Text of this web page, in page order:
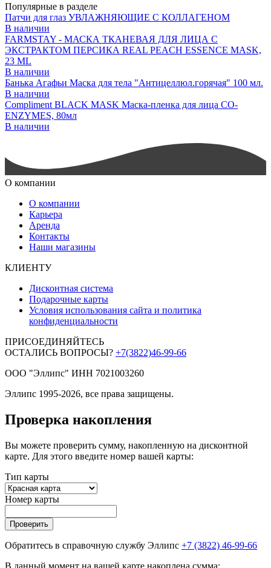
Популярные в разделе
Патчи для глаз УВЛАЖНЯЮЩИЕ С КОЛЛАГЕНОМ
В наличии
FARMSTAY - МАСКА ТКАНЕВАЯ ДЛЯ ЛИЦА С
ЭКСТРАКТОМ ПЕРСИКА REAL PEACH ESSENCE MASK,
23 ML
В наличии
Банька Агафьи Маска для тела "Антицеллюл.горячая" 100 мл.
В наличии
Compliment BLACK MASK Маска-пленка для лица CO-
ENZYMES, 80мл
В наличии
О компании
О компании
Карьера
Аренда
Контакты
Наши магазины
КЛИЕНТУ
Дисконтная система
Подарочные карты
Условия использования сайта и политика
конфиденциальности
ПРИСОЕДИНЯЙТЕСЬ
ОСТАЛИСЬ ВОПРОСЫ? +7(3822)46-99-66
ООО "Эллипс" ИНН 7021003260
Эллипс 1995-2026, все права защищены.
Проверка накопления
Вы можете проверить сумму, накопленную на дисконтной
карте. Для этого введите номер вашей карты:
Тип карты
Номер карты
Проверить
Обратитесь в справочную службу Эллипс +7 (3822) 46-99-66
В данный момент на вашей карте накоплена сумма: